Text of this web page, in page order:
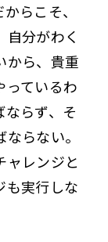
らこそ、
分がわく
から、貴重
っているわ
らず、そ
らない。
ャレンジと
も実行しな